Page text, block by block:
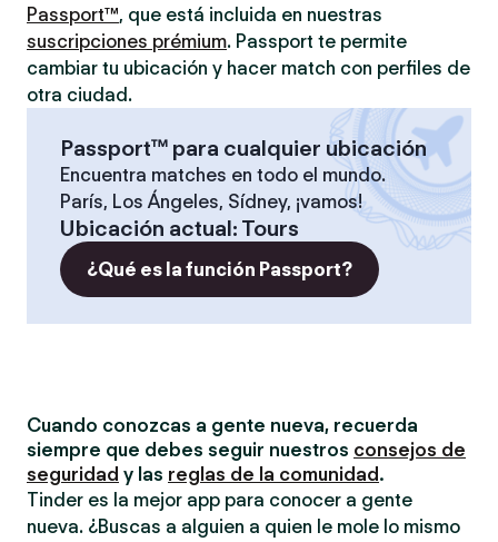
Passport™, que está incluida en nuestras
suscripciones prémium. Passport te permite
cambiar tu ubicación y hacer match con perfiles de
otra ciudad.
Passport™ para cualquier ubicación
Encuentra matches en todo el mundo.
París, Los Ángeles, Sídney, ¡vamos!
Ubicación actual: Tours
¿Qué es la función Passport?
Cuando conozcas a gente nueva, recuerda
siempre que debes seguir nuestros consejos de
seguridad y las reglas de la comunidad .
Tinder es la mejor app para conocer a gente
nueva. ¿Buscas a alguien a quien le mole lo mismo